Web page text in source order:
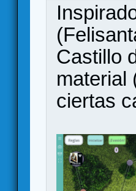
Castillo
material
ciertas